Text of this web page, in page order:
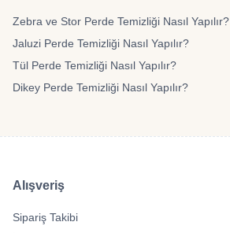
Zebra ve Stor Perde Temizliği Nasıl Yapılır?
Jaluzi Perde Temizliği Nasıl Yapılır?
Tül Perde Temizliği Nasıl Yapılır?
Dikey Perde Temizliği Nasıl Yapılır?
Alışveriş
Sipariş Takibi